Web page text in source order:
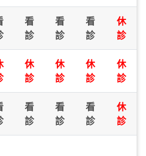
看
診
看
診
看
診
休
診
休
診
休
診
休
診
休
診
看
診
看
診
看
診
休
診